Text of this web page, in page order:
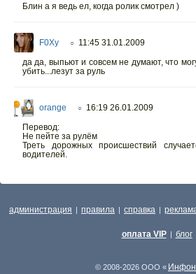
Блин а я ведь ел, когда ролик смотрел )
F0Xy ○ 11:45 31.01.2009
да да, выпьют и совсем не думают, что
убить...лезут за руль
orange ○ 16:19 26.01.2009
Перевод:
Не пейте за рулём
Треть дорожных происшествий
водителей.
администрация | правила | справка |
оплата VIP | блог
© 2008-2026 ООО « Инфон